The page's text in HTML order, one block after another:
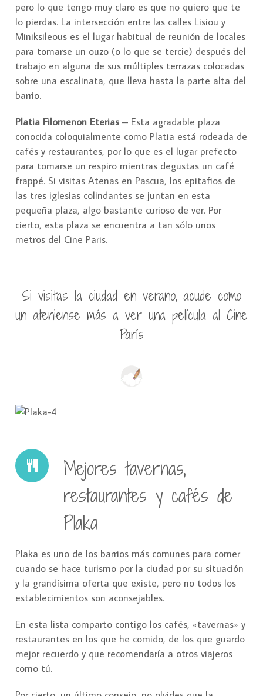
pero lo que tengo muy claro es que no quiero que te
lo pierdas. La intersección entre las calles Lisiou y
Miniksileous es el lugar habitual de reunión de locales
para tomarse un ouzo (o lo que se tercie) después del
trabajo en alguna de sus múltiples terrazas colocadas
sobre una escalinata, que lleva hasta la parte alta del
barrio.
Platia Filomenon Eterias – Esta agradable plaza
conocida coloquialmente como Platia está rodeada de
cafés y restaurantes, por lo que es el lugar prefecto
para tomarse un respiro mientras degustas un café
frappé. Si visitas Atenas en Pascua, los epitafios de
las tres iglesias colindantes se juntan en esta
pequeña plaza, algo bastante curioso de ver. Por
cierto, esta plaza se encuentra a tan sólo unos
metros del Cine Paris.
Si visitas la ciudad en verano, acude como
un ateniense más a ver una película al Cine
París
Mejores tavernas,
restaurantes y cafés de
Plaka
Plaka es uno de los barrios más comunes para comer
cuando se hace turismo por la ciudad por su situación
y la grandísima oferta que existe, pero no todos los
establecimientos son aconsejables.
En esta lista comparto contigo los cafés, «tavernas» y
restaurantes en los que he comido, de los que guardo
mejor recuerdo y que recomendaría a otros viajeros
como tú.